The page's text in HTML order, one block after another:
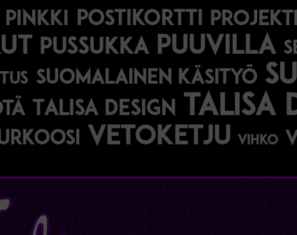
pinkki postikortti
pussukka puuvilla
suomalainen käsityö
Talisa Design talisa
vetoketju vihko